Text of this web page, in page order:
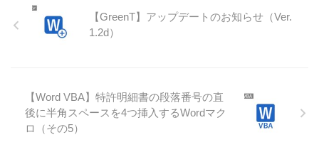
【GreenT】アップデートのお知らせ（Ver.
1.2d）
【Word VBA】特許明細書の段落番号の直
後に半角スペースを4つ挿入するWordマク
ロ（その5）